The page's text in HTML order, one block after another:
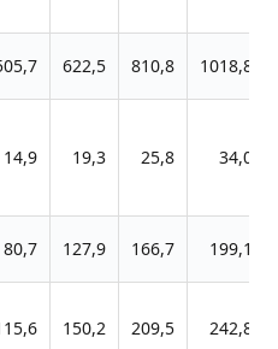
622,5 810,8 1018,8
14,9 19,3 25,8 34,0
80,7 127,9 166,7 199,1
150,2 209,5 242,8